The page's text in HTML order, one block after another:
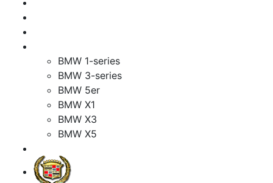
BMW 1-series
BMW 3-series
BMW 5er
BMW X1
BMW X3
BMW X5